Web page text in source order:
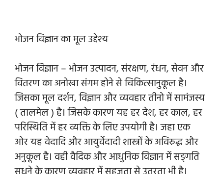
भोजन विज्ञान का मूल उद्देश्य
भोजन विज्ञान – भोजन उत्पादन, संरक्षण, रंधन, सेवन और
वितरण का अनोखा संगम होने से चिकित्सानुकूल है।
जिसका मूल दर्शन, विज्ञान और व्यवहार तीनो में सामंजस्य
( तालमेल ) है। जिसके कारण यह हर देश, हर काल, हर
परिस्थिति में हर व्यक्ति के लिए उपयोगी है। जहा एक
ओर यह वेदादि और आयुर्वेदादी शास्त्रों के अविरुद्ध और
अनुकूल है। वही वैदिक और आधुनिक विज्ञान में सङ्गति